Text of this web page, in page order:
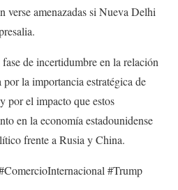
verse amenazadas si Nueva Delhi
de incertidumbre en la relación
por la importancia estratégica de
por el impacto que estos
en la economía estadounidense
frente a Rusia y China.
#Trump